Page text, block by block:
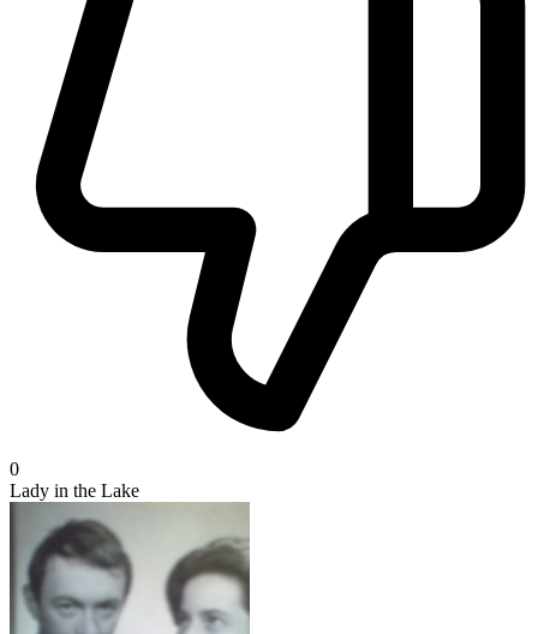
0
Lady in the Lake